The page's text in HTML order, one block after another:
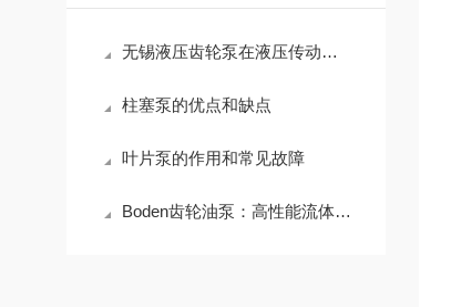
无锡液压齿轮泵在液压传动系统中的应用
柱塞泵的优点和缺点
叶片泵的作用和常见故障
Boden齿轮油泵：高性能流体传输的优选方案